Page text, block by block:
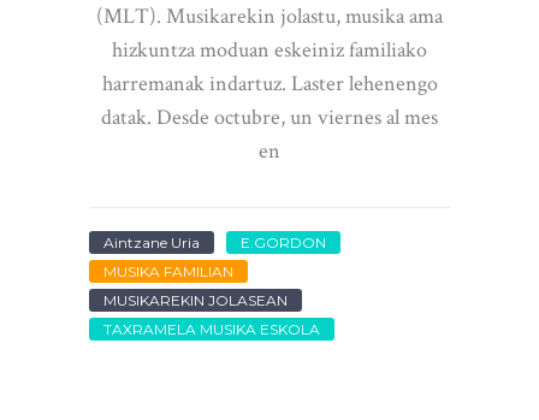
(MLT). Musikarekin jolastu, musika ama
hizkuntza moduan eskeiniz familiako
harremanak indartuz. Laster lehenengo
datak. Desde octubre, un viernes al mes
en
Aintzane Uria
E.GORDON
MUSIKA FAMILIAN
MUSIKAREKIN JOLASEAN
TAXRAMELA MUSIKA ESKOLA